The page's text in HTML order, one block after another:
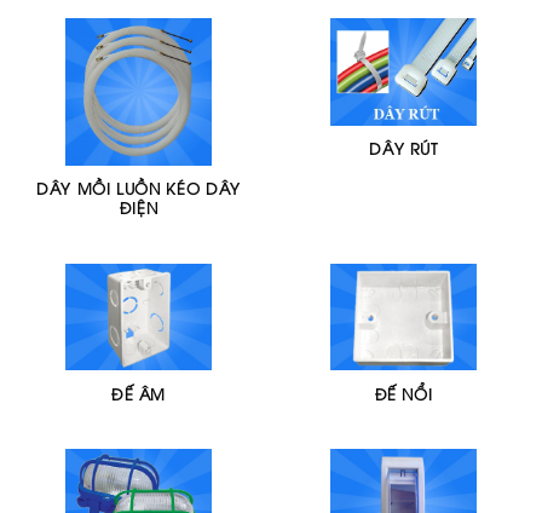
DÂY MỒI LUỒN KÉO DÂY
ĐIỆN
DÂY RÚT
ĐẾ ÂM ĐẾ NỔI